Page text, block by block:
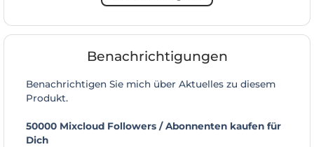
Benachrichtigungen
Benachrichtigen Sie mich über Aktuelles zu diesem
Produkt.
50000 Mixcloud Followers / Abonnenten kaufen für
Dich